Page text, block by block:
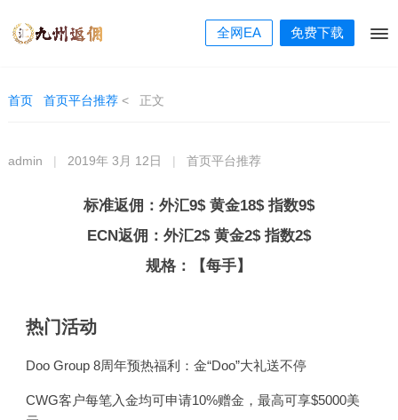
全网EA 免费下载
首页 首页平台推荐< 正文
admin 2019年 3月 12日 首页平台推荐
标准返佣：外汇9$ 黄金18$ 指数9$
ECN返佣：外汇2$ 黄金2$ 指数2$
规格：【每手】
热门活动
Doo Group 8周年预热福利：金“Doo”大礼送不停
CWG客户每笔入金均可申请10%赠金，最高可享$5000美